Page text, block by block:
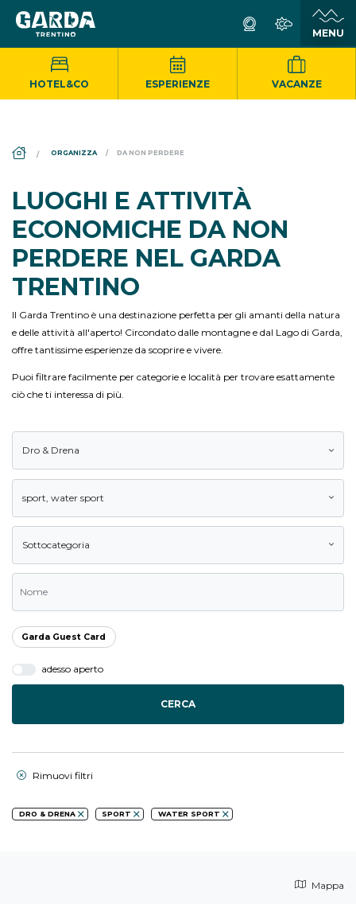
HOTEL&CO ESPERIENZE VACANZE
DS_BREADCRUMB.HOME
ORGANIZZA DA NON PERDERE
LUOGHI E ATTIVITÀ
ECONOMICHE DA NON
PERDERE NEL GARDA
TRENTINO
Il Garda Trentino è una destinazione perfetta per gli amanti della natura
e delle attività all'aperto! Circondato dalle montagne e dal Lago di Garda,
offre tantissime esperienze da scoprire e vivere.
Puoi filtrare facilmente per categorie e località per trovare esattamente
ciò che ti interessa di più.
Dro & Drena
sport water sport
Sottocategoria
Garda Guest Card
adesso aperto
CERCA
Rimuovi filtri
DRO & DRENA SPORT WATER SPORT
Mappa